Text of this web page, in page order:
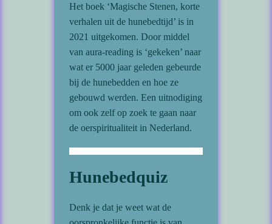
Het boek ‘Magische Stenen, korte
verhalen uit de hunebedtijd’ is in
2021 uitgekomen. Door middel
van aura-reading is ‘gekeken’ naar
wat er 5000 jaar geleden gebeurde
bij de hunebedden en hoe ze
gebouwd werden. Een uitnodiging
om ook zelf op zoek te gaan naar
de oerspiritualiteit in Nederland.
Hunebedquiz
Denk je dat je weet wat de